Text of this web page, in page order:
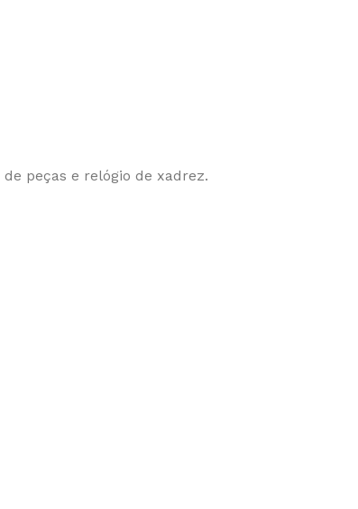
peças e relógio de xadrez.